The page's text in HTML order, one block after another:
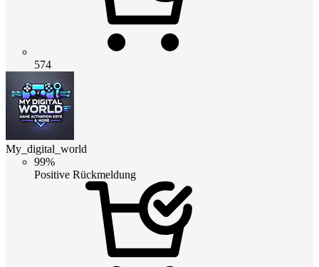
574
My_digital_world
99%
Positive Rückmeldung